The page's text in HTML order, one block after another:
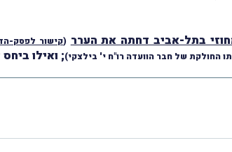
בתל-אביב דחתה את הערר (קישור לפסק-
החולקת של חבר הוועדה רו"ח י' בילצקי); ואילו